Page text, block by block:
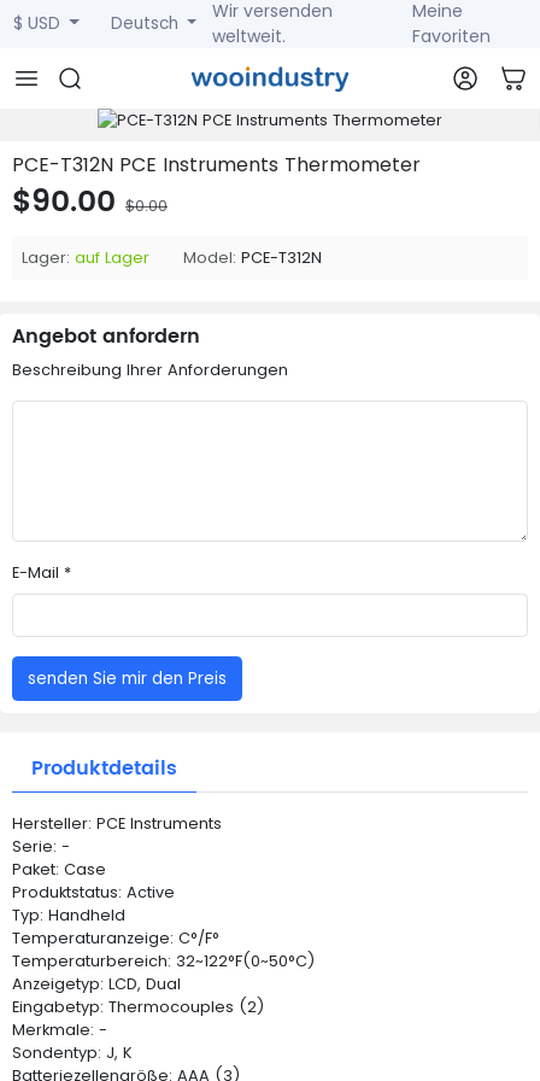
$ USD Deutsch
Wir versenden
weltweit.
Meine
Favoriten
PCE-T312N PCE Instruments Thermometer
$90.00 $0.00
Lager: auf Lager Model: PCE-T312N
Angebot anfordern
Beschreibung Ihrer Anforderungen
E-Mail *
senden Sie mir den Preis
Produktdetails
Hersteller: PCE Instruments
Serie: -
Paket: Case
Produktstatus: Active
Typ: Handheld
Temperaturanzeige: C°/F°
Temperaturbereich: 32~122°F(0~50°C)
Anzeigetyp: LCD, Dual
Eingabetyp: Thermocouples (2)
Merkmale: -
Sondentyp: J, K
Batteriezellengröße: AAA (3)